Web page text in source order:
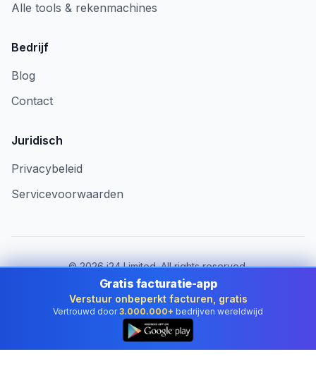
Alle tools & rekenmachines
Bedrijf
Blog
Contact
Juridisch
Privacybeleid
Servicevoorwaarden
©2026i24 Limited. All rights reserved.
Voor bedrijven in Belgium
Land wijzigen:
Belgium
Gratis facturatie-app
Verstuur onbeperkt facturen, gratis
Vertrouwd door 3.000.000+ bedrijven wereldwijd